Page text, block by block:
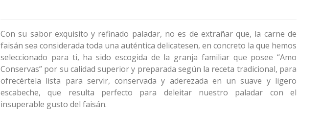
Con su sabor exquisito y refinado paladar, no es de extrañar que, la carne de
faisán sea considerada toda una auténtica delicatesen, en concreto la que hemos
seleccionado para ti, ha sido escogida de la granja familiar que posee “Amo
Conservas” por su calidad superior y preparada según la receta tradicional, para
ofrecértela lista para servir, conservada y aderezada en un suave y ligero
escabeche, que resulta perfecto para deleitar nuestro paladar con el
insuperable gusto del faisán.